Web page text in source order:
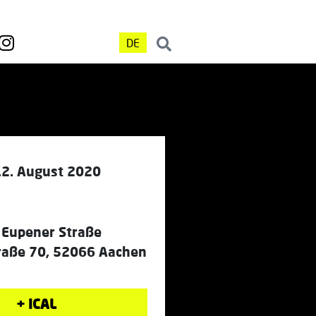
DE
August 2020
Straße
70, 52066 Aachen
+ ICAL